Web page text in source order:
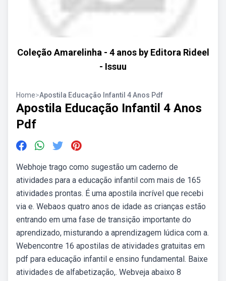
Coleção Amarelinha - 4 anos by Editora Rideel
- Issuu
Home>Apostila Educação Infantil 4 Anos Pdf
Apostila Educação Infantil 4 Anos
Pdf
Webhoje trago como sugestão um caderno de
atividades para a educação infantil com mais de 165
atividades prontas. É uma apostila incrível que recebi
via e. Webaos quatro anos de idade as crianças estão
entrando em uma fase de transição importante do
aprendizado, misturando a aprendizagem lúdica com a.
Webencontre 16 apostilas de atividades gratuitas em
pdf para educação infantil e ensino fundamental. Baixe
atividades de alfabetização,. Webveja abaixo 8